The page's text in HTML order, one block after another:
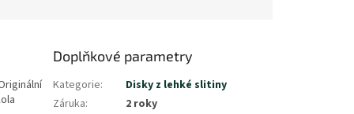
Doplňkové parametry
Kategorie:
Disky z lehké slitiny
Záruka:
2 roky